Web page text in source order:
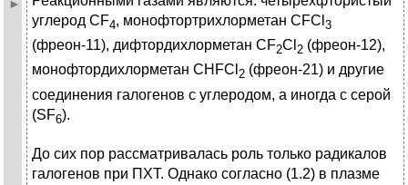
углерод CF4, монофтортрихлорметан CFCl 3
(фреон-11), дифтордихлорметан CF2Cl 2 (фреон-12),
монофтордихлорметан CHFCl 2 (фреон-21) и другие
соединения галогенов с углеродом, а иногда с серой
(SF6).
До сих пор рассматривалась роль только радикалов
галогенов при ПХТ. Однако согласно (1.2) в плазме